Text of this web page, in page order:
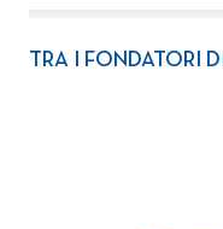
TRA I FONDATORI DI